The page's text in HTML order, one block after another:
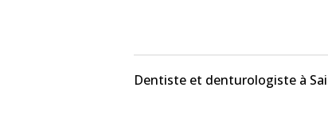
Dentiste et denturologiste à